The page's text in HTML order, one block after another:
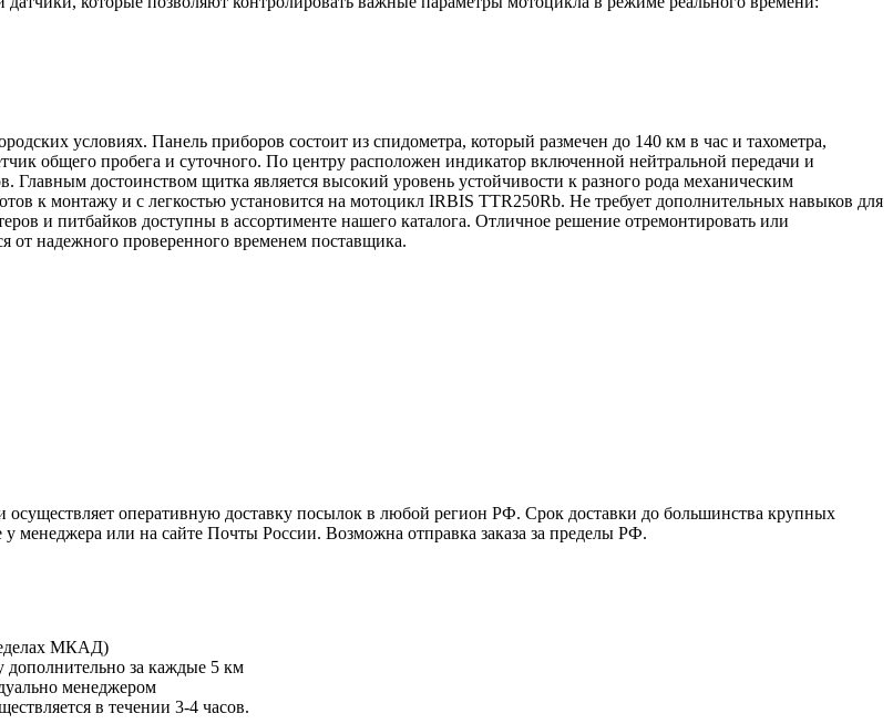
условиях. Панель приборов состоит из спидометра, который размечен до 140 км в час и тахометра,
общего пробега и суточного. По центру расположен индикатор включенной нейтральной передачи и
Главным достоинством щитка является высокий уровень устойчивости к разного рода механическим
к монтажу и с легкостью установится на мотоцикл IRBIS TTR250Rb. Не требует дополнительных навыков для
и питбайков доступны в ассортименте нашего каталога. Отличное решение отремонтировать или
надежного проверенного временем поставщика.
оперативную доставку посылок в любой регион РФ. Срок доставки до большинства крупных
менеджера или на сайте Почты России. Возможна отправка заказа за пределы РФ.
МКАД)
дополнительно за каждые 5 км
менеджером
в течении 3-4 часов.